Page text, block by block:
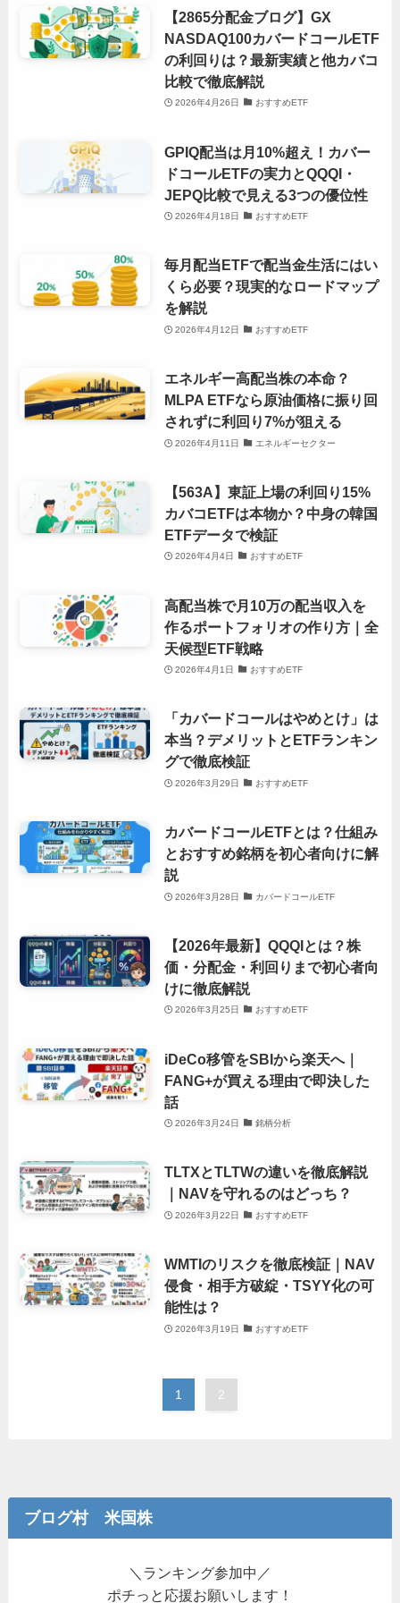
【2865分配金ブログ】GX
NASDAQ100カバードコールETF
の利回りは？最新実績と他カバコ
比較で徹底解説
2026年4月26日 おすすめETF
GPIQ配当は月10%超え！カバー
ドコールETFの実力とQQQI・
JEPQ比較で見える3つの優位性
2026年4月18日 おすすめETF
毎月配当ETFで配当金生活にはい
くら必要？現実的なロードマップ
を解説
2026年4月12日 おすすめETF
エネルギー高配当株の本命？
MLPA ETFなら原油価格に振り回
されずに利回り7%が狙える
2026年4月11日 エネルギーセクター
【563A】東証上場の利回り15%
カバコETFは本物か？中身の韓国
ETFデータで検証
2026年4月4日 おすすめETF
高配当株で月10万の配当収入を
作るポートフォリオの作り方｜全
天候型ETF戦略
2026年4月1日 おすすめETF
「カバードコールはやめとけ」は
本当？デメリットとETFランキン
グで徹底検証
2026年3月29日 おすすめETF
カバードコールETFとは？仕組み
とおすすめ銘柄を初心者向けに解
説
2026年3月28日 カバードコールETF
【2026年最新】QQQIとは？株
価・分配金・利回りまで初心者向
けに徹底解説
2026年3月25日 おすすめETF
iDeCo移管をSBIから楽天へ｜
FANG+が買える理由で即決した
話
2026年3月24日 銘柄分析
TLTXとTLTWの違いを徹底解説
｜NAVを守れるのはどっち？
2026年3月22日 おすすめETF
WMTIのリスクを徹底検証｜NAV
侵食・相手方破綻・TSYY化の可
能性は？
2026年3月19日 おすすめETF
1 2
ブログ村 米国株
＼ランキング参加中／
ポチっと応援お願いします！